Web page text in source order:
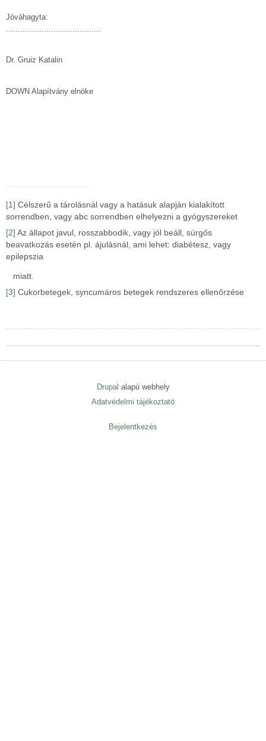
Jóváhagyta:
Dr. Gruiz Katalin
DOWN Alapítvány elnöke
[1] Célszerű a tárolásnál vagy a hatásuk alapján kialakított
sorrendben, vagy abc sorrendben elhelyezni a gyógyszereket
[2] Az állapot javul, rosszabbodik, vagy jól beáll, sürgős
beavatkozás esetén pl. ájulásnál, ami lehet: diabétesz, vagy
epilepszia
miatt.
[3] Cukorbetegek, syncumáros betegek rendszeres ellenőrzése
Drupal alapú webhely
Adatvédelmi tájékoztató
Bejelentkezés